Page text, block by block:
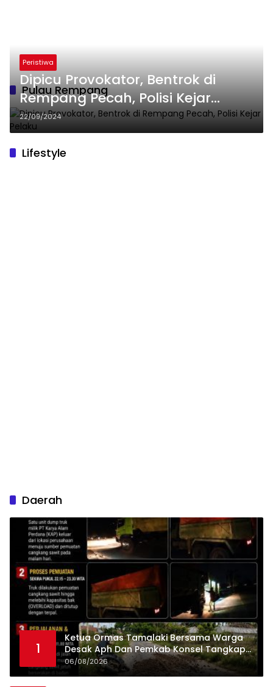
Pulau Rempang
Peristiwa
Dipicu Provokator, Bentrok di
Rempang Pecah, Polisi Kejar
Pelaku
22/09/2024
Lifestyle
Daerah
1
Ketua Ormas Tamalaki Bersama Warga
Desak Aph Dan Pemkab Konsel Tangkap
Pelaku Angkut Cangkang Sawit Overload,
Truk PT KAP Melintas Jalan Umum
06/08/2026